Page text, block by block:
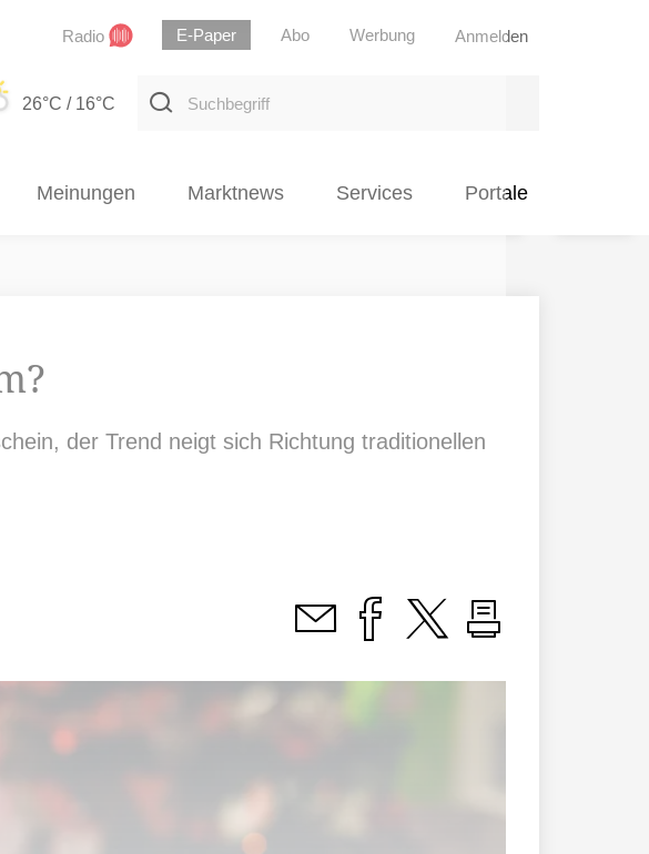
Radio E-Paper Abo Werbung Anmelden
26°C / 16°C
Suchbegriff
Meinungen Marktnews Services Portale
der Trend neigt sich Richtung traditionellen